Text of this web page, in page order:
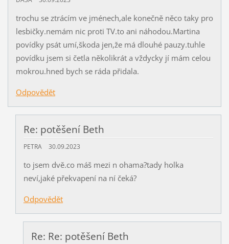
trochu se ztrácím ve jménech,ale konečně něco taky pro
lesbičky.nemám nic proti TV.to ani náhodou.Martina
povídky psát umí,škoda jen,že má dlouhé pauzy.tuhle
povídku jsem si četla několikrát a vždycky jí mám celou
mokrou.hned bych se ráda přidala.
Odpovědět
Re: potěšení Beth
PETRA 30.09.2023
to jsem dvě.co máš mezi n ohama?tady holka
neví,jaké překvapení na ní čeká?
Odpovědět
Re: Re: potěšení Beth